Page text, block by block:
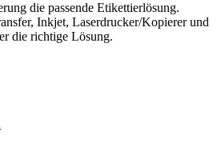
die passende Etikettierlösung.
Inkjet, Laserdrucker/Kopierer und
die richtige Lösung.